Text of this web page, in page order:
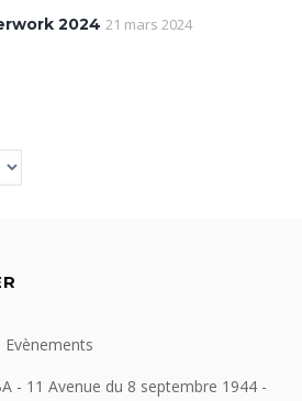
2024 21 mars 2024
- 11 Avenue du 8 septembre 1944 -